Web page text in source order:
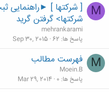
M
[ شرکتها ] ►راهنمایی
شرکتها> گرفتن گرید
mehrankarami
پاسخ ها 62
Sep 30, 2015
M فهرست مطالب
Moein.B
پاسخ ها 0
Mar 29, 2014